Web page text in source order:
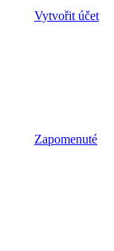
Vytvořit účet
Zapomenuté